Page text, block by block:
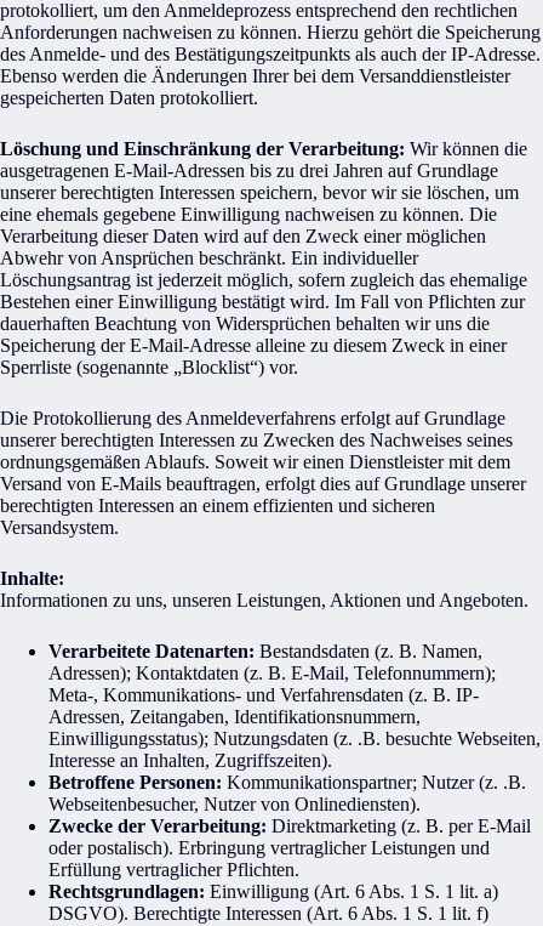
protokolliert, um den Anmeldeprozess entsprechend den rechtlichen
Anforderungen nachweisen zu können. Hierzu gehört die Speicherung
des Anmelde- und des Bestätigungszeitpunkts als auch der IP-Adresse.
Ebenso werden die Änderungen Ihrer bei dem Versanddienstleister
gespeicherten Daten protokolliert.
Löschung und Einschränkung der Verarbeitung: Wir können die
ausgetragenen E-Mail-Adressen bis zu drei Jahren auf Grundlage
unserer berechtigten Interessen speichern, bevor wir sie löschen, um
eine ehemals gegebene Einwilligung nachweisen zu können. Die
Verarbeitung dieser Daten wird auf den Zweck einer möglichen
Abwehr von Ansprüchen beschränkt. Ein individueller
Löschungsantrag ist jederzeit möglich, sofern zugleich das ehemalige
Bestehen einer Einwilligung bestätigt wird. Im Fall von Pflichten zur
dauerhaften Beachtung von Widersprüchen behalten wir uns die
Speicherung der E-Mail-Adresse alleine zu diesem Zweck in einer
Sperrliste (sogenannte „Blocklist“) vor.
Die Protokollierung des Anmeldeverfahrens erfolgt auf Grundlage
unserer berechtigten Interessen zu Zwecken des Nachweises seines
ordnungsgemäßen Ablaufs. Soweit wir einen Dienstleister mit dem
Versand von E-Mails beauftragen, erfolgt dies auf Grundlage unserer
berechtigten Interessen an einem effizienten und sicheren
Versandsystem.
Inhalte:
Informationen zu uns, unseren Leistungen, Aktionen und Angeboten.
Verarbeitete Datenarten: Bestandsdaten (z. B. Namen,
Adressen); Kontaktdaten (z. B. E-Mail, Telefonnummern);
Meta-, Kommunikations- und Verfahrensdaten (z. B. IP-
Adressen, Zeitangaben, Identifikationsnummern,
Einwilligungsstatus); Nutzungsdaten (z. .B. besuchte Webseiten,
Interesse an Inhalten, Zugriffszeiten).
Betroffene Personen: Kommunikationspartner; Nutzer (z. .B.
Webseitenbesucher, Nutzer von Onlinediensten).
Zwecke der Verarbeitung: Direktmarketing (z. B. per E-Mail
oder postalisch). Erbringung vertraglicher Leistungen und
Erfüllung vertraglicher Pflichten.
Rechtsgrundlagen: Einwilligung (Art. 6 Abs. 1 S. 1 lit. a)
DSGVO). Berechtigte Interessen (Art. 6 Abs. 1 S. 1 lit. f)